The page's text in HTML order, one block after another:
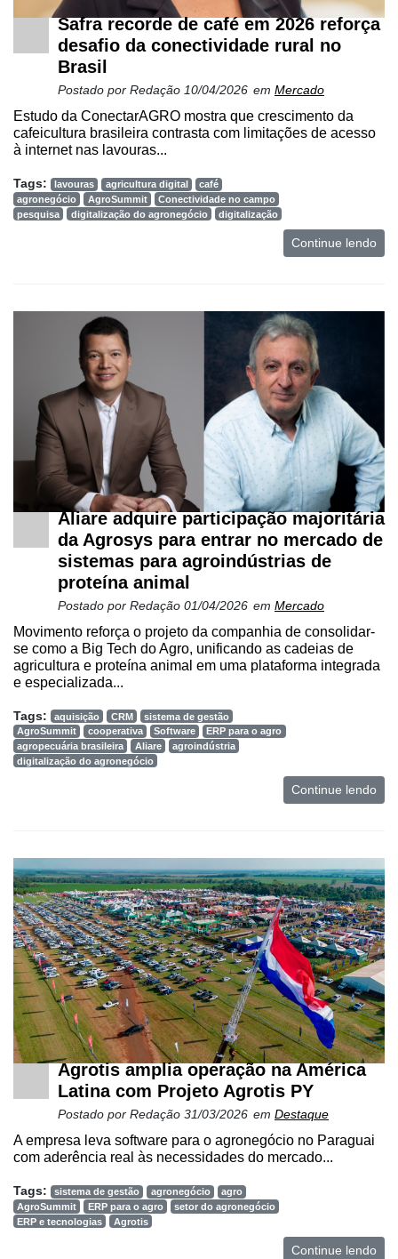
E-
Commerce
Informatização
da
Agricultura
Software
Empresarial
Hídricos
Netrin
Néctar
Tecprime
Agro
Consulting
Manager
ONE
CHB
Safra recorde de café em 2026 reforça
desafio da conectividade rural no
Brasil
Postado por Redação 10/04/2026 em Mercado
Estudo da ConectarAGRO mostra que crescimento da
cafeicultura brasileira contrasta com limitações de acesso
à internet nas lavouras...
Tags: lavouras agricultura digital
café
agronegócio
AgroSummit
Conectividade no campo
pesquisa
digitalização do agronegócio digitalização
Continue lendo
Aliare adquire participação majoritária
da Agrosys para entrar no mercado de
sistemas para agroindústrias de
proteína animal
Postado por Redação 01/04/2026 em Mercado
Movimento reforça o projeto da companhia de consolidar-
se como a Big Tech do Agro, unificando as cadeias de
agricultura e proteína animal em uma plataforma integrada
e especializada...
Tags: aquisição CRM
sistema de gestão
AgroSummit
cooperativa Software
ERP para o agro
agropecuária brasileira
Aliare
agroindústria
digitalização do agronegócio
Continue lendo
Agrotis amplia operação na América
Latina com Projeto Agrotis PY
Postado por Redação 31/03/2026 em Destaque
A empresa leva software para o agronegócio no Paraguai
com aderência real às necessidades do mercado...
Tags: sistema de gestão agronegócio
agro
AgroSummit
ERP para o agro
setor do agronegócio
ERP e tecnologias
Agrotis
Continue lendo